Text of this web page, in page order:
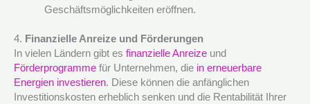
Geschäftsmöglichkeiten eröffnen.
4. Finanzielle Anreize und Förderungen
In vielen Ländern gibt es finanzielle Anreize und
Förderprogramme für Unternehmen, die in erneuerbare
Energien investieren. Diese können die anfänglichen
Investitionskosten erheblich senken und die Rentabilität Ihrer